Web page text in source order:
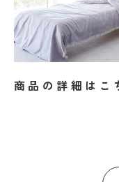
商品の詳細はこ